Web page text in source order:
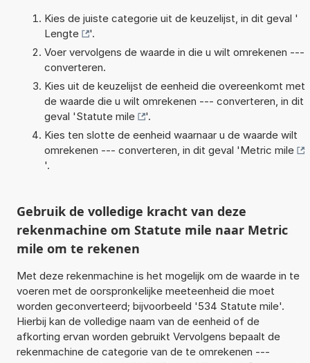
Kies de juiste categorie uit de keuzelijst, in dit geval '
Lengte
'.
Voer vervolgens de waarde in die u wilt omrekenen ---
converteren.
Kies uit de keuzelijst de eenheid die overeenkomt met
de waarde die u wilt omrekenen --- converteren, in dit
geval 'Statute mile
'.
Kies ten slotte de eenheid waarnaar u de waarde wilt
omrekenen --- converteren, in dit geval 'Metric mile
'.
Gebruik de volledige kracht van deze
rekenmachine om Statute mile naar Metric
mile om te rekenen
Met deze rekenmachine is het mogelijk om de waarde in te
voeren met de oorspronkelijke meeteenheid die moet
worden geconverteerd; bijvoorbeeld '534 Statute mile'.
Hierbij kan de volledige naam van de eenheid of de
afkorting ervan worden gebruikt Vervolgens bepaalt de
rekenmachine de categorie van de te omrekenen ---